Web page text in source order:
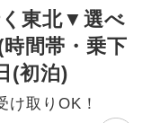
く東北▼選べ
間帯・乗下
(初泊)
け取りOK！
から最終日出発空港
同行します。
、車内での観光案内